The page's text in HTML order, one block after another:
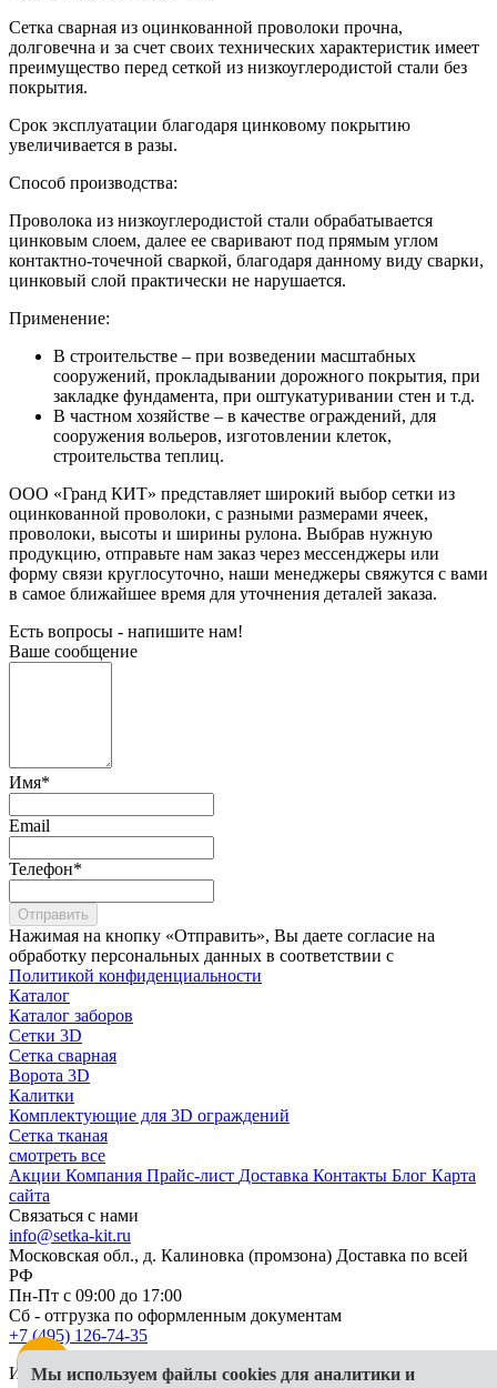
Сетка сварная из оцинкованной проволоки прочна,
долговечна и за счет своих технических характеристик имеет
преимущество перед сеткой из низкоуглеродистой стали без
покрытия.
Срок эксплуатации благодаря цинковому покрытию
увеличивается в разы.
Способ производства:
Проволока из низкоуглеродистой стали обрабатывается
цинковым слоем, далее ее сваривают под прямым углом
контактно-точечной сваркой, благодаря данному виду сварки,
цинковый слой практически не нарушается.
Применение:
В строительстве – при возведении масштабных
сооружений, прокладывании дорожного покрытия, при
закладке фундамента, при оштукатуривании стен и т.д.
В частном хозяйстве – в качестве ограждений, для
сооружения вольеров, изготовлении клеток,
строительства теплиц.
ООО «Гранд КИТ» представляет широкий выбор сетки из
оцинкованной проволоки, с разными размерами ячеек,
проволоки, высоты и ширины рулона. Выбрав нужную
продукцию, отправьте нам заказ через мессенджеры или
форму связи круглосуточно, наши менеджеры свяжутся с вами
в самое ближайшее время для уточнения деталей заказа.
Есть вопросы - напишите нам!
Ваше сообщение
Имя*
Email
Телефон*
Отправить
Нажимая на кнопку «Отправить», Вы даете согласие на
обработку персональных данных в соответствии с
Политикой конфиденциальности
Каталог
Каталог заборов
Сетки 3D
Сетка сварная
Ворота 3D
Калитки
Комплектующие для 3D ограждений
Сетка тканая
смотреть все
Акции Компания Прайс-лист Доставка Контакты Блог Карта
сайта
Связаться с нами
info@setka-kit.ru
Московская обл., д. Калиновка (промзона) Доставка по всей
РФ
Пн-Пт с 09:00 до 17:00
Сб - отгрузка по оформленным документам
+7 (495) 126-74-35
Информация, представленная на сайте, в исключительных
Мы используем файлы cookies для аналитики и